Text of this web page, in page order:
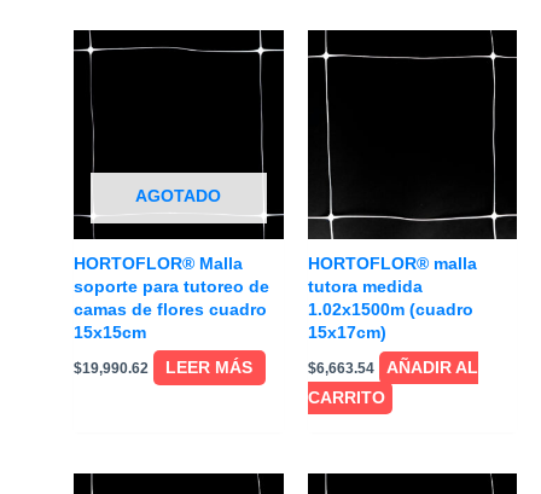
AGOTADO
HORTOFLOR® Malla
soporte para tutoreo de
camas de flores cuadro
15x15cm
$19,990.62 LEER MÁS
HORTOFLOR® malla
tutora medida
1.02x1500m (cuadro
15x17cm)
$6,663.54
AÑADIR AL
CARRITO